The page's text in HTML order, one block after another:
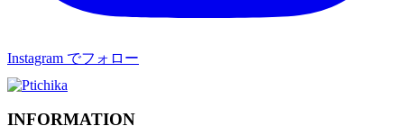
Instagram でフォロー
INFORMATION